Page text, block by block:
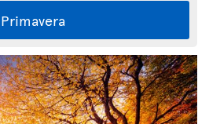
Primavera